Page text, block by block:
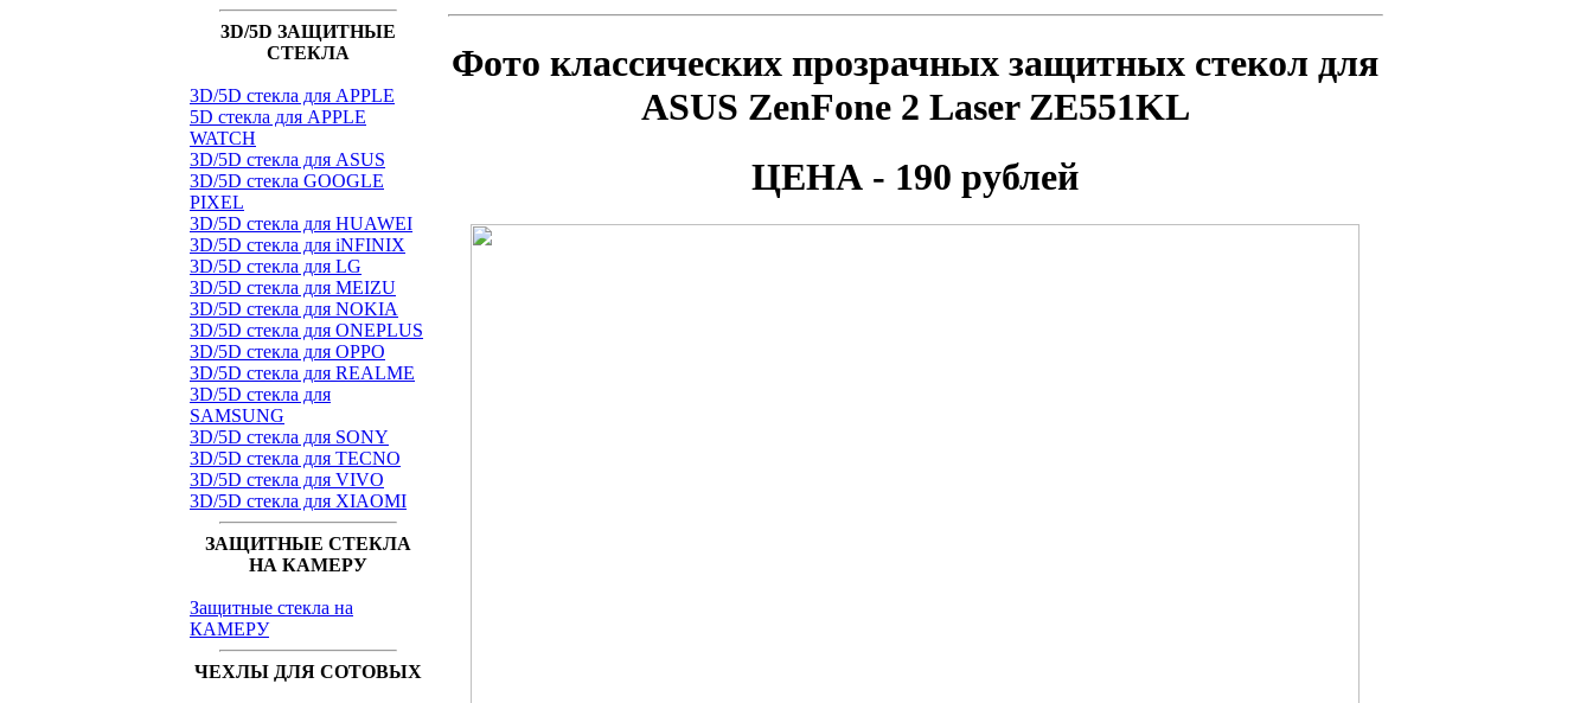
3D/5D ЗАЩИТНЫЕ
СТЕКЛА
3D/5D стекла для APPLE
5D стекла для APPLE
WATCH
3D/5D стекла для ASUS
3D/5D стекла GOOGLE
PIXEL
3D/5D стекла для HUAWEI
3D/5D стекла для iNFINIX
3D/5D стекла для LG
3D/5D стекла для MEIZU
3D/5D стекла для NOKIA
3D/5D стекла для ONEPLUS
3D/5D стекла для OPPO
3D/5D стекла для REALME
3D/5D стекла для
SAMSUNG
3D/5D стекла для SONY
3D/5D стекла для TECNO
3D/5D стекла для VIVO
3D/5D стекла для XIAOMI
ЗАЩИТНЫЕ СТЕКЛА
НА КАМЕРУ
Защитные стекла на
КАМЕРУ
ЧЕХЛЫ ДЛЯ СОТОВЫХ
Фото классических прозрачных защитных стекол для
ASUS ZenFone 2 Laser ZE551KL
ЦЕНА - 190 рублей